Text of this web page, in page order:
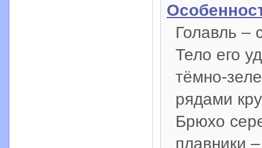
Голавль –
Тело его
тёмно-
рядами
Брюхо
плавники